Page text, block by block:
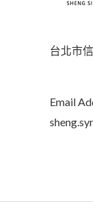
台北市
Email